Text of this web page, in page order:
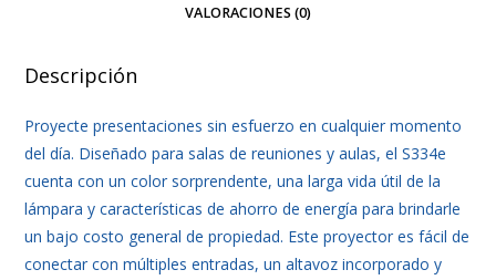
VALORACIONES (0)
Descripción
Proyecte presentaciones sin esfuerzo en cualquier momento
del día. Diseñado para salas de reuniones y aulas, el S334e
cuenta con un color sorprendente, una larga vida útil de la
lámpara y características de ahorro de energía para brindarle
un bajo costo general de propiedad. Este proyector es fácil de
conectar con múltiples entradas, un altavoz incorporado y